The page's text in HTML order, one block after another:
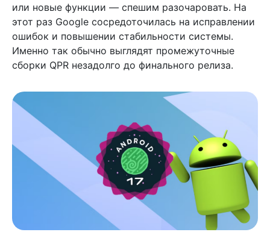
или новые функции — спешим разочаровать. На
этот раз Google сосредоточилась на исправлении
ошибок и повышении стабильности системы.
Именно так обычно выглядят промежуточные
сборки QPR незадолго до финального релиза.